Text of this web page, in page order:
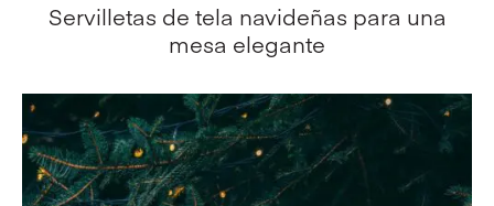
Servilletas de tela navideñas para una
mesa elegante